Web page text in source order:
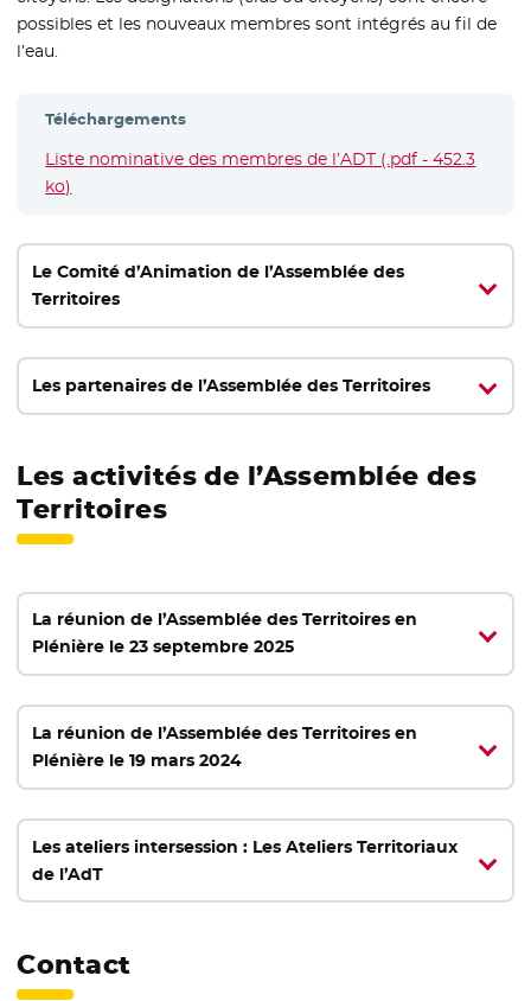
possibles et les nouveaux membres sont intégrés au fil de
l’eau.
Téléchargements
Liste nominative des membres de l’ADT (.pdf - 452.3
ko)
Le Comité d’Animation de l’Assemblée des
Territoires
Les partenaires de l’Assemblée des Territoires
Les activités de l’Assemblée des
Territoires
La réunion de l’Assemblée des Territoires en
Plénière le 23 septembre 2025
La réunion de l’Assemblée des Territoires en
Plénière le 19 mars 2024
Les ateliers intersession : Les Ateliers Territoriaux
de l’AdT
Contact